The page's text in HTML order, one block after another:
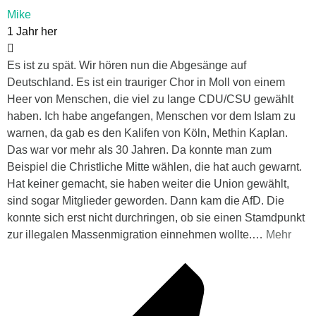
Mike
1 Jahr her
Es ist zu spät. Wir hören nun die Abgesänge auf
Deutschland. Es ist ein trauriger Chor in Moll von einem
Heer von Menschen, die viel zu lange CDU/CSU gewählt
haben. Ich habe angefangen, Menschen vor dem Islam zu
warnen, da gab es den Kalifen von Köln, Methin Kaplan.
Das war vor mehr als 30 Jahren. Da konnte man zum
Beispiel die Christliche Mitte wählen, die hat auch gewarnt.
Hat keiner gemacht, sie haben weiter die Union gewählt,
sind sogar Mitglieder geworden. Dann kam die AfD. Die
konnte sich erst nicht durchringen, ob sie einen Stamdpunkt
zur illegalen Massenmigration einnehmen wollte.… Mehr